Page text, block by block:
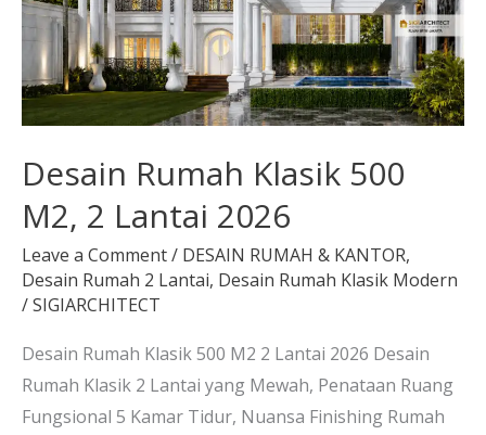
Desain Rumah Klasik 500
M2, 2 Lantai 2026
Leave a Comment/ DESAIN RUMAH & KANTOR,
Desain Rumah 2 Lantai, Desain Rumah Klasik Modern
/SIGIARCHITECT
Desain Rumah Klasik 500 M2 2 Lantai 2026 Desain
Rumah Klasik 2 Lantai yang Mewah, Penataan Ruang
Fungsional 5 Kamar Tidur, Nuansa Finishing Rumah
500
M2,
2
Lantai